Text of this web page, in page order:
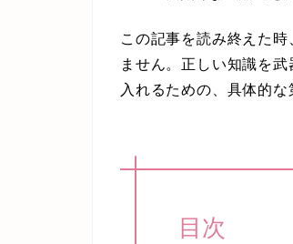
この記事を読み終えた
ません。正しい知識を
入れるための、具体的
目次